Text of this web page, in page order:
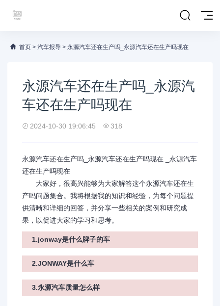
首页 > 汽车报导 > 永源汽车还在生产吗_永源汽车还在生产吗现在
永源汽车还在生产吗_永源汽
车还在生产吗现在
2024-10-30 19:06:45 318
永源汽车还在生产吗_永源汽车还在生产吗现在 _永源汽车
还在生产吗现在
大家好，很高兴能够为大家解答这个永源汽车还在生
产吗问题集合。我将根据我的知识和经验，为每个问题提
供清晰和详细的回答，并分享一些相关的案例和研究成
果，以促进大家的学习和思考。
1.jonway是什么牌子的车
2.JONWAY是什么车
3.永源汽车质量怎么样